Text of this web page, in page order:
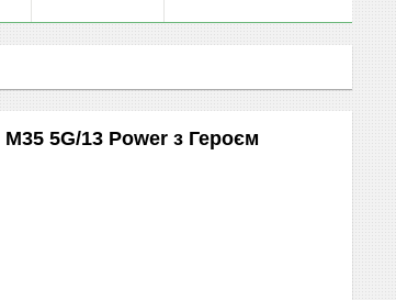
5G/13 Power з Героєм